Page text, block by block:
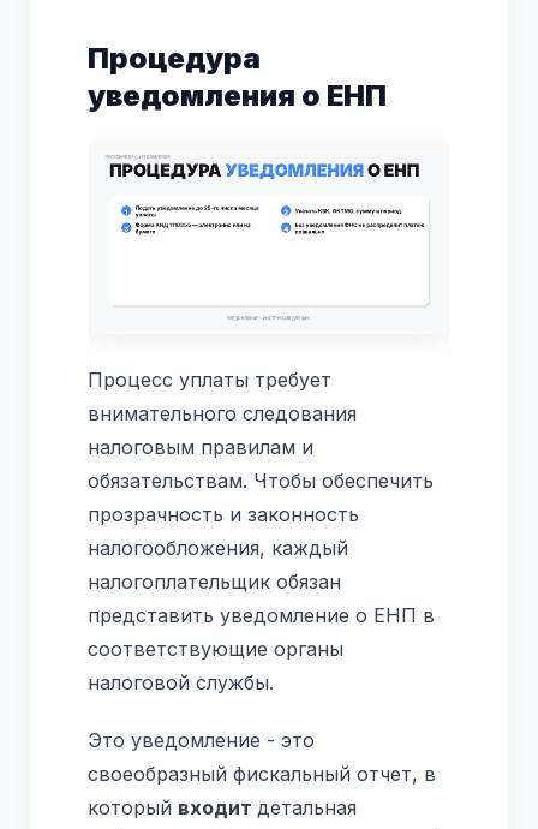
Процедура
уведомления о ЕНП
Процесс уплаты требует
внимательного следования
налоговым правилам и
обязательствам. Чтобы обеспечить
прозрачность и законность
налогообложения, каждый
налогоплательщик обязан
представить уведомление о ЕНП в
соответствующие органы
налоговой службы.
Это уведомление - это
своеобразный фискальный отчет, в
который входит детальная